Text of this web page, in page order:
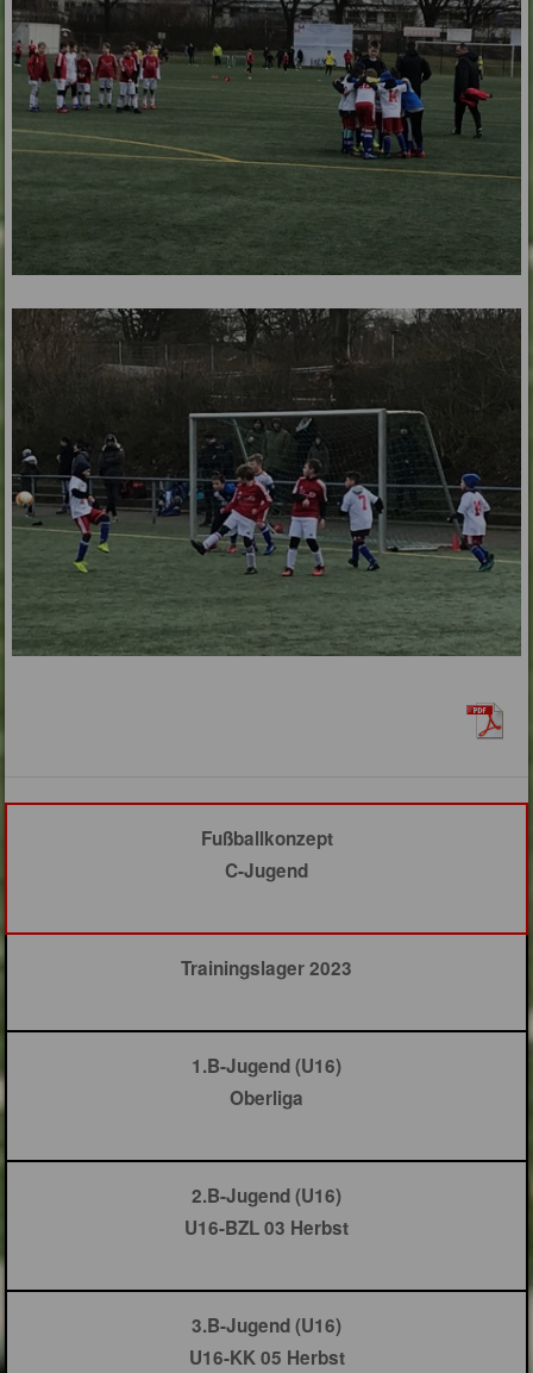
Fußballkonzept
C-Jugend
Trainingslager 2023
1.B-Jugend (U16)
Oberliga
2.B-Jugend (U16)
U16-BZL 03 Herbst
3.B-Jugend (U16)
U16-KK 05 Herbst